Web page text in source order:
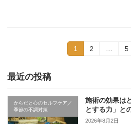
の
ペ
ー
固
定
1
固
2
固
5
最近の投稿
からだと心のセルフケア／
季節の不調対策
施術の効果は
とする力」と
2026年8月2日